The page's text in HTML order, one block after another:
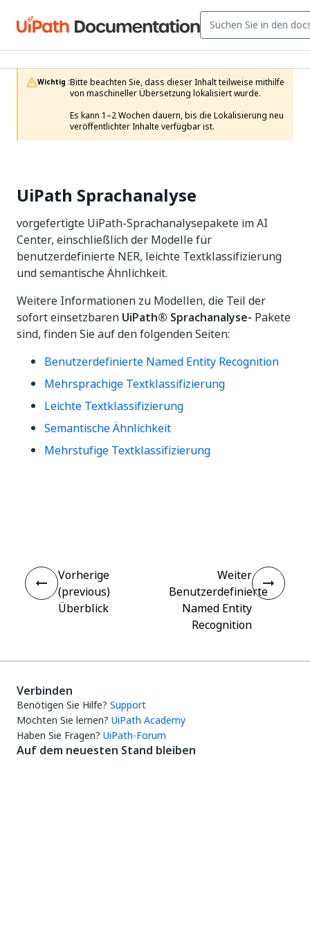
Wichtig :Bitte beachten Sie, dass dieser Inhalt teilweise mithilfe
von maschineller Übersetzung lokalisiert wurde.
Es kann 1–2 Wochen dauern, bis die Lokalisierung neu
veröffentlichter Inhalte verfügbar ist.
UiPath Sprachanalyse
vorgefertigte UiPath-Sprachanalysepakete im AI
Center, einschließlich der Modelle für
benutzerdefinierte NER, leichte Textklassifizierung
und semantische Ähnlichkeit.
Weitere Informationen zu Modellen, die Teil der
sofort einsetzbaren UiPath® Sprachanalyse- Pakete
sind, finden Sie auf den folgenden Seiten:
Benutzerdefinierte Named Entity Recognition
Mehrsprachige Textklassifizierung
Leichte Textklassifizierung
Semantische Ähnlichkeit
Mehrstufige Textklassifizierung
Vorherige
(previous)
Überblick
Weiter
Benutzerdefinierte
Named Entity
Recognition
Verbinden
Benötigen Sie Hilfe? Support
Möchten Sie lernen? UiPath Academy
Haben Sie Fragen? UiPath-Forum
Auf dem neuesten Stand bleiben